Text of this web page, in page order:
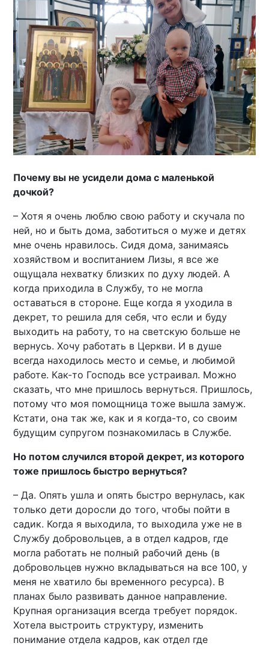
Почему вы не усидели дома с маленькой
дочкой?
– Хотя я очень люблю свою работу и скучала по
ней, но и быть дома, заботиться о муже и детях
мне очень нравилось. Сидя дома, занимаясь
хозяйством и воспитанием Лизы, я все же
ощущала нехватку близких по духу людей. А
когда приходила в Службу, то не могла
оставаться в стороне. Еще когда я уходила в
декрет, то решила для себя, что если и буду
выходить на работу, то на светскую больше не
вернусь. Хочу работать в Церкви. И в душе
всегда находилось место и семье, и любимой
работе. Как-то Господь все устраивал. Можно
сказать, что мне пришлось вернуться. Пришлось,
потому что моя помощница тоже вышла замуж.
Кстати, она так же, как и я когда-то, со своим
будущим супругом познакомилась в Службе.
Но потом случился второй декрет, из которого
тоже пришлось быстро вернуться?
– Да. Опять ушла и опять быстро вернулась, как
только дети доросли до того, чтобы пойти в
садик. Когда я выходила, то выходила уже не в
Службу добровольцев, а в отдел кадров, где
могла работать не полный рабочий день (в
добровольцев нужно вкладываться на все 100, у
меня не хватило бы временного ресурса). В
планах было развивать данное направление.
Крупная организация всегда требует порядок.
Хотела выстроить структуру, изменить
понимание отдела кадров, как отдел где